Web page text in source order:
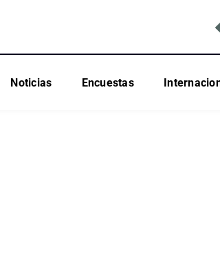
Noticias Encuestas